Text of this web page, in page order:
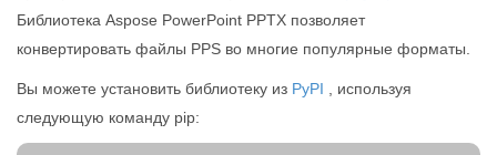
Библиотека Aspose PowerPoint PPTX позволяет
конвертировать файлы PPS во многие популярные форматы.
Вы можете установить библиотеку из PyPI , используя
следующую команду pip: